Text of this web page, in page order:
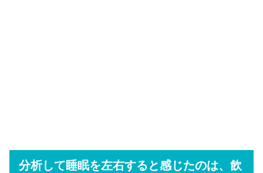
分析して睡眠を左右すると感じたのは、飲